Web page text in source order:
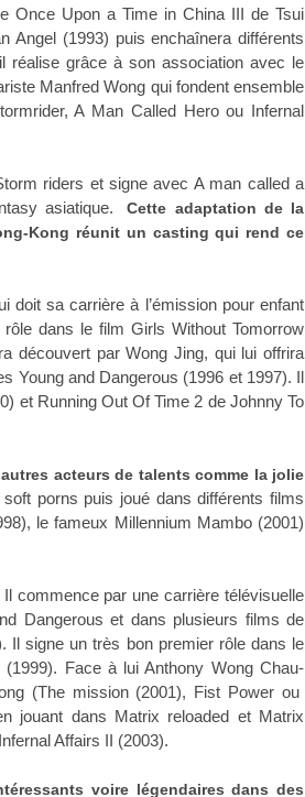
Once Upon a Time in China III de Tsui
Angel (1993) puis enchaînera différents
réalise grâce à son association avec le
Manfred Wong qui fondent ensemble
A Man Called Hero ou Infernal
riders et signe avec A man called a
asiatique.
Cette adaptation de la
Kong réunit un casting qui rend ce
doit sa carrière à l’émission pour enfant
dans le film Girls Without Tomorrow
découvert par Wong Jing, qui lui offrira
Young and Dangerous (1996 et 1997). Il
et Running Out Of Time 2 de Johnny To
acteurs de talents comme la jolie
porns puis joué dans différents films
le fameux Millennium Mambo (2001)
Il commence par une carrière télévisuelle
Dangerous et dans plusieurs films de
Il signe un très bon premier rôle dans le
(1999). Face à luiAnthony Wong Chau-
(The mission (2001), Fist Powerou
jouant dans Matrix reloaded et Matrix
Affairs II (2003).
voire légendaires dans des